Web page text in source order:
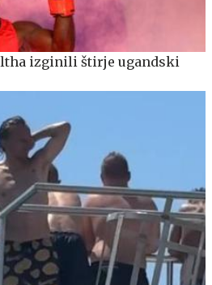
izginili štirje ugandski